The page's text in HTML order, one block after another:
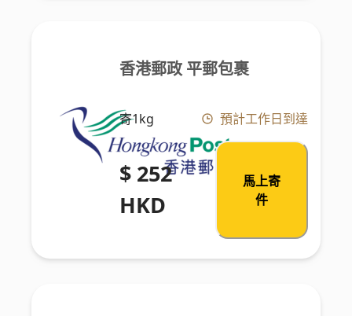
香港郵政 平郵包裹
寄1kg 預計工作日到達
$ 252
HKD
馬上寄
件